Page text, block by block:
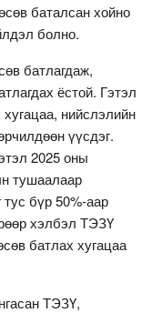
баталсан хойно
болно.
батлагдаж,
ёстой. Гэтэл
хугацаа, нийслэлийн
үүсдэг.
2025 оны
тушаалаар
бүр 50%-аар
хэлбэл ТЭЗҮ
батлах хугацаа
ТЭЗҮ,